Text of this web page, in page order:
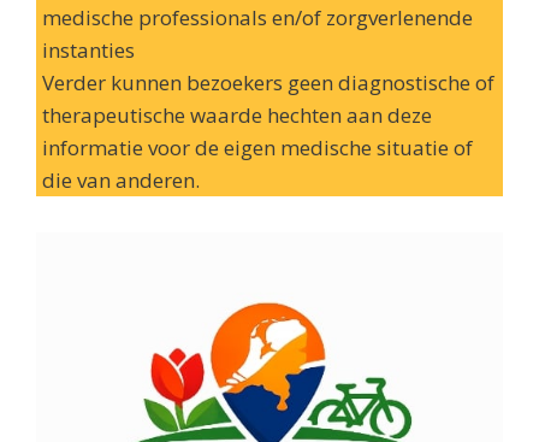
medische professionals en/of zorgverlenende
instanties
Verder kunnen bezoekers geen diagnostische of
therapeutische waarde hechten aan deze
informatie voor de eigen medische situatie of
die van anderen.